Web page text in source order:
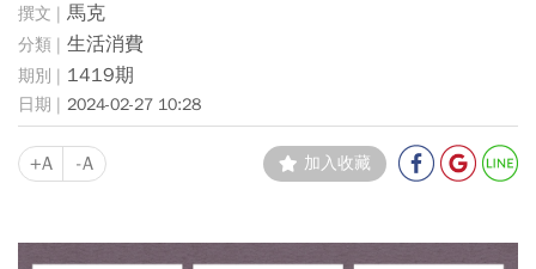
馬克
生活消費
1419期
2024-02-27 10:28
+A -A 加入收藏